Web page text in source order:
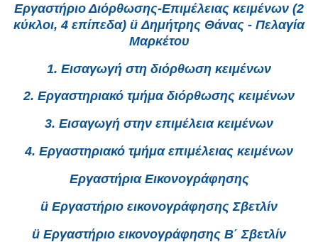
Εργαστήριο Διόρθωσης-Επιμέλειας κειμένων (2
κύκλοι, 4 επίπεδα) ü Δημήτρης Θάνας - Πελαγία
Μαρκέτου
1. Εισαγωγή στη διόρθωση κειμένων
2. Εργαστηριακό τμήμα διόρθωσης κειμένων
3. Εισαγωγή στην επιμέλεια κειμένων
4. Εργαστηριακό τμήμα επιμέλειας κειμένων
Εργαστήρια Εικονογράφησης
ü Εργαστήριο εικονογράφησης Σβετλίν
ü Εργαστήριο εικονογράφησης Β΄ Σβετλίν